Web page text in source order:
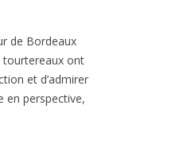
de Bordeaux
tourtereaux ont
et d’admirer
en perspective,